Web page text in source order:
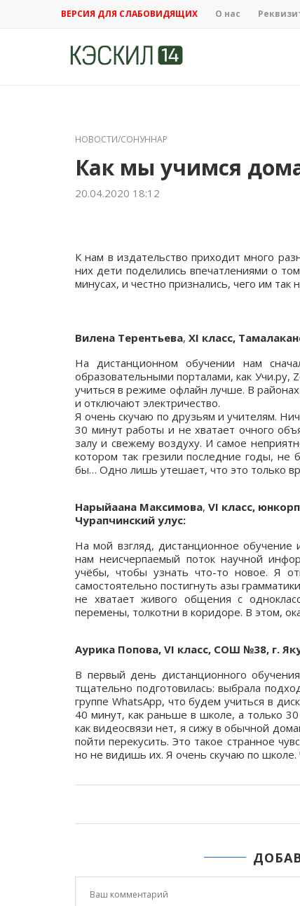
ВЕРСИЯ ДЛЯ СЛАБОВИДЯЩИХ О нас
НОВОСТИ/СОНУННАР
Как мы учимся
20.04.2020 18:12
К нам в издательство приходит много
них дети поделились впечатлениями о
минусах, и честно признались, чего им
Вилена Терентьева, XI класс,
На дистанционном обучении нам
образовательными порталами, как Учи.ру,
учиться в режиме офлайн лучше. В
и отключают электричество.
Я очень скучаю по друзьям и учителям.
30 минут работы и не хватает очного
залу и свежему воздуху. И самое
котором так грезили последние годы,
бы… Одно лишь утешает, что это только
Нарыйаана Максимова, VI класс,
Чурапчинский улус:
На мой взгляд, дистанционное обучение
нам неисчерпаемый поток научной
учёбы, чтобы узнать что-то новое. Я
самостоятельно постигнуть азы
не хватает живого общения с
перемены, толкотни в коридоре. В этом,
Аурика Попова, VI класс, СОШ №38, г.
В первый день дистанционного
тщательно подготовилась: выбрала
группе WhatsApp, что будем учиться в
40 минут, как раньше в школе, а только
как видеосвязи нет, я сижу в обычной
пойти перекусить. Это такое странное
но не видишь их. Я очень скучаю по